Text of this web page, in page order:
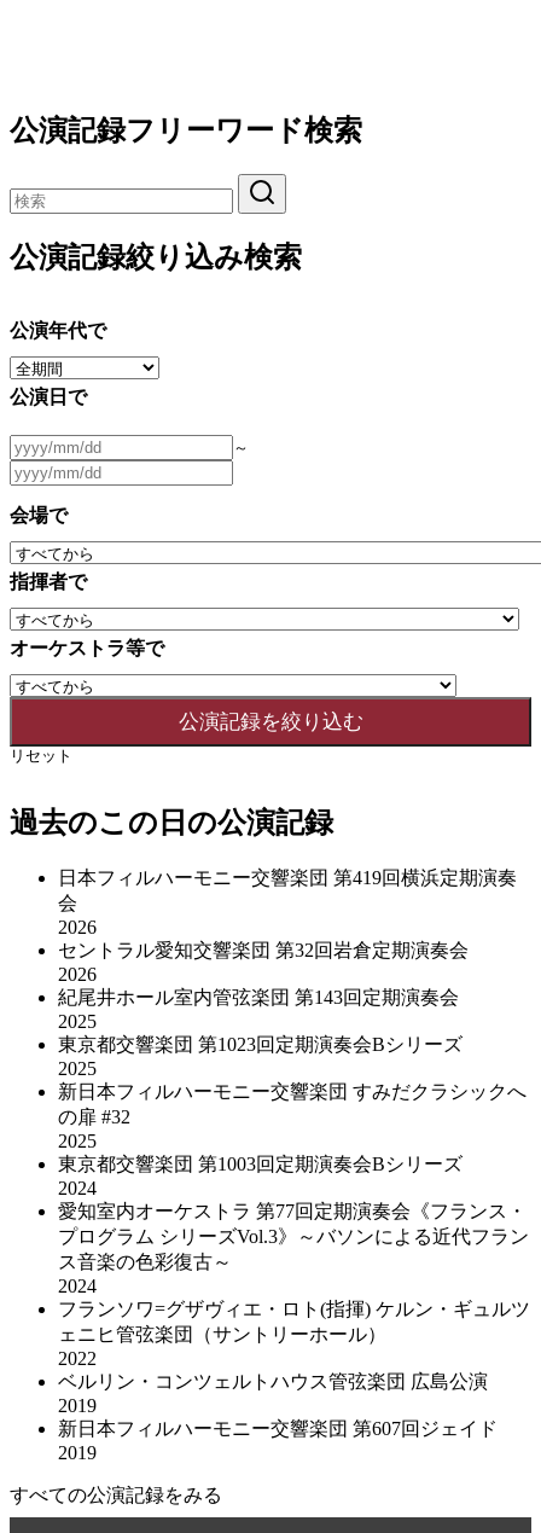
公演記録フリーワード検索
公演記録絞り込み検索
公演年代で
公演日で
～
会場で
指揮者で
オーケストラ等で
リセット
過去のこの日の公演記録
日本フィルハーモニー交響楽団 第419回横浜定期演奏
会
2026
セントラル愛知交響楽団 第32回岩倉定期演奏会
2026
紀尾井ホール室内管弦楽団 第143回定期演奏会
2025
東京都交響楽団 第1023回定期演奏会Bシリーズ
2025
新日本フィルハーモニー交響楽団 すみだクラシックへ
の扉 #32
2025
東京都交響楽団 第1003回定期演奏会Bシリーズ
2024
愛知室内オーケストラ 第77回定期演奏会《フランス・
プログラム シリーズVol.3》～バソンによる近代フラン
ス音楽の色彩復古～
2024
フランソワ=グザヴィエ・ロト(指揮) ケルン・ギュルツ
ェニヒ管弦楽団（サントリーホール）
2022
ベルリン・コンツェルトハウス管弦楽団 広島公演
2019
新日本フィルハーモニー交響楽団 第607回ジェイド
2019
すべての公演記録をみる